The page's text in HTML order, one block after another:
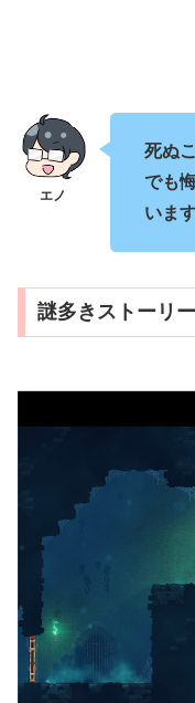
死ぬ
でも
いま
謎多きストーリー